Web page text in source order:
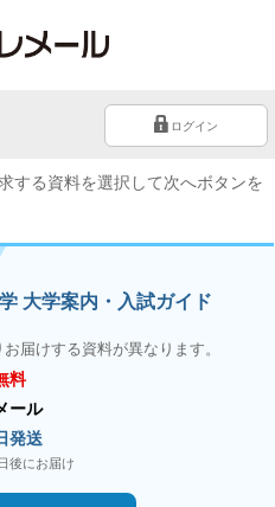
ログイン
する資料を選択して次へボタンを
大学案内・入試ガイド
届けする資料が異なります。
料
ール
発送
後にお届け